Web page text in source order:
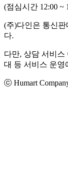
(점심시간 12:00 ~
(주)다인은 통신
다.
다만, 상담 서비스
대 등 서비스 운영
ⓒ Humart